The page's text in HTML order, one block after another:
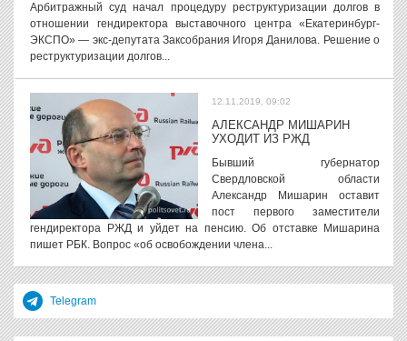
Арбитражный суд начал процедуру реструктуризации долгов в
отношении гендиректора выставочного центра «Екатеринбург-
ЭКСПО» — экс-депутата Заксобрания Игоря Данилова. Решение о
реструктуризации долгов...
12.11.2019, 09:02
АЛЕКСАНДР МИШАРИН
УХОДИТ ИЗ РЖД
Бывший губернатор
Свердловской области
Александр Мишарин оставит
пост первого заместители
гендиректора РЖД и уйдет на пенсию. Об отставке Мишарина
пишет РБК. Вопрос «об освобождении члена...
Telegram